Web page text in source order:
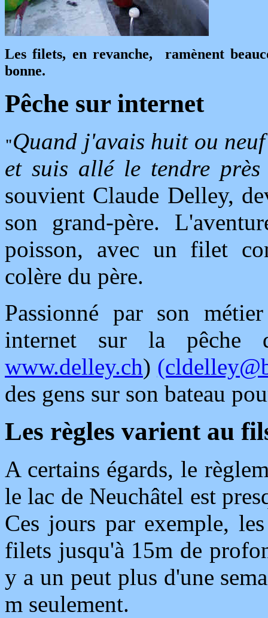
Les filets, en revanche, ramènent
bonne.
Pêche sur internet
"Quand j'avais huit ou
et suis allé le tendre
souvient Claude Delley,
son grand-père.
poisson, avec un filet
colère du père.
Passionné par son
internet sur la pêche
www.delley.ch)
des gens sur son bateau
Les règles varient au
A certains égards, le
le lac de Neuchâtel est
Ces jours par exemple,
filets jusqu'à 15m de
y a un peut plus d'une
m seulement.